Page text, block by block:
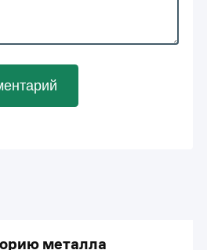
металла